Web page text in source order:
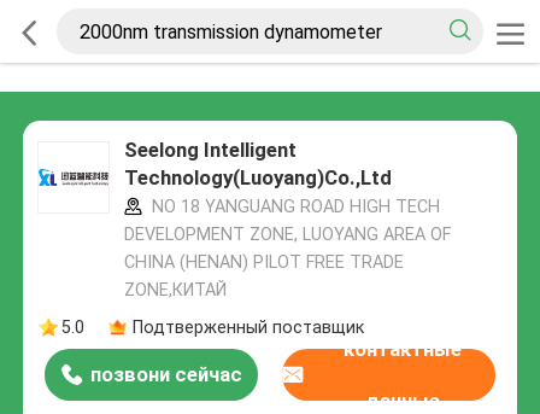
Seelong Intelligent
Technology(Luoyang)Co.,Ltd
NO 18 YANGUANG ROAD HIGH TECH
DEVELOPMENT ZONE, LUOYANG AREA OF
CHINA (HENAN) PILOT FREE TRADE
ZONE,КИТАЙ
5.0
Подтверженный поставщик
позвони сейчас
контактные
данные